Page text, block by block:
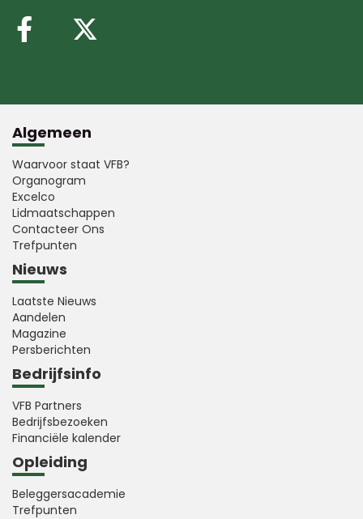
Volg ons op Facebook
Algemeen
Waarvoor staat VFB?
Organogram
Excelco
Lidmaatschappen
Contacteer Ons
Trefpunten
Nieuws
Laatste Nieuws
Aandelen
Magazine
Persberichten
Bedrijfsinfo
VFB Partners
Bedrijfsbezoeken
Financiële kalender
Opleiding
Beleggersacademie
Trefpunten